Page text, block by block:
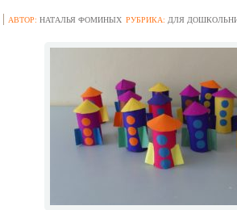
АВТОР: НАТАЛЬЯ ФОМИНЫХ РУБРИКА: ДЛЯ